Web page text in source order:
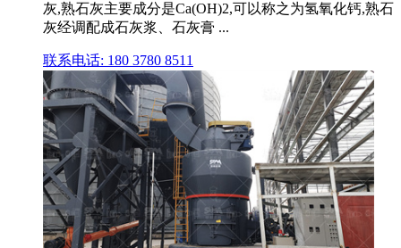
灰,熟石灰主要成分是Ca(OH)2,可以称之为氢氧化钙,熟石
灰经调配成石灰浆、石灰膏 ...
联系电话: 180 3780 8511